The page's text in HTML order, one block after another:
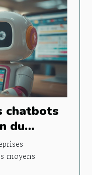
chatbots
du
moyens